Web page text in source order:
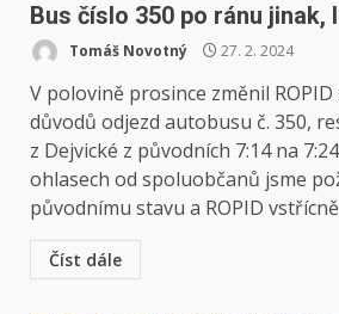
Bus číslo 350 po ránu jinak,
Tomáš Novotný 27. 2. 2024
V polovině prosince změnil
důvodů odjezd autobusu č. 350,
z Dejvické z původních 7:14 na
ohlasech od spoluobčanů jsme
původnímu stavu a ROPID vstřícně
Číst dále